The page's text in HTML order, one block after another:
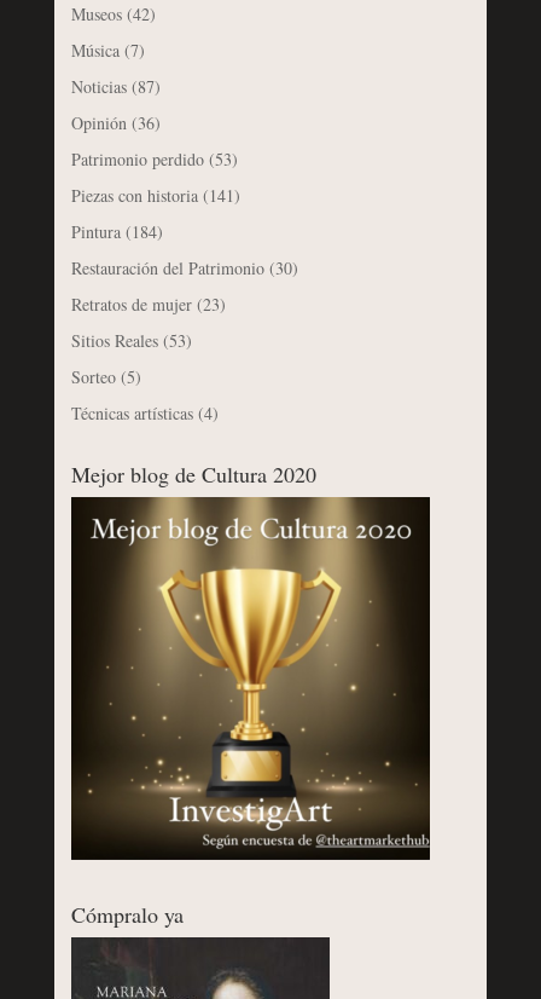
Museos(42)
Música(7)
Noticias(87)
Opinión (36)
Patrimonio perdido(53)
Piezas con historia(141)
Pintura(184)
Restauración del Patrimonio(30)
Retratos de mujer(23)
Sitios Reales(53)
Sorteo(5)
Técnicas artísticas(4)
Mejor blog de Cultura 2020
Cómpralo ya